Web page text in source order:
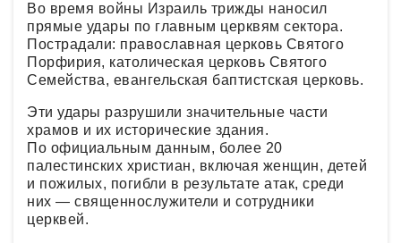
Во время войны Израиль трижды наносил
прямые удары по главным церквям сектора.
Пострадали: православная церковь Святого
Порфирия, католическая церковь Святого
Семейства, евангельская баптистская церковь.
Эти удары разрушили значительные части
храмов и их исторические здания.
По официальным данным, более 20
палестинских христиан, включая женщин, детей
и пожилых, погибли в результате атак, среди
них — священнослужители и сотрудники
церквей.